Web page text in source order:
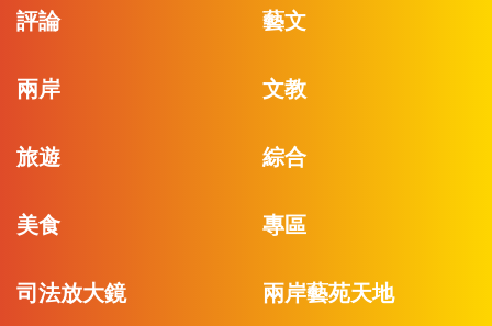
評論 藝文
兩岸 文教
旅遊 綜合
美食 專區
司法放大鏡 兩岸藝苑天地